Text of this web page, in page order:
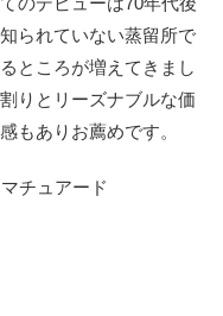
られていない蒸留所で
ところが増えてきまし
りとリーズナブルな価
もありお薦めです。
チュアード